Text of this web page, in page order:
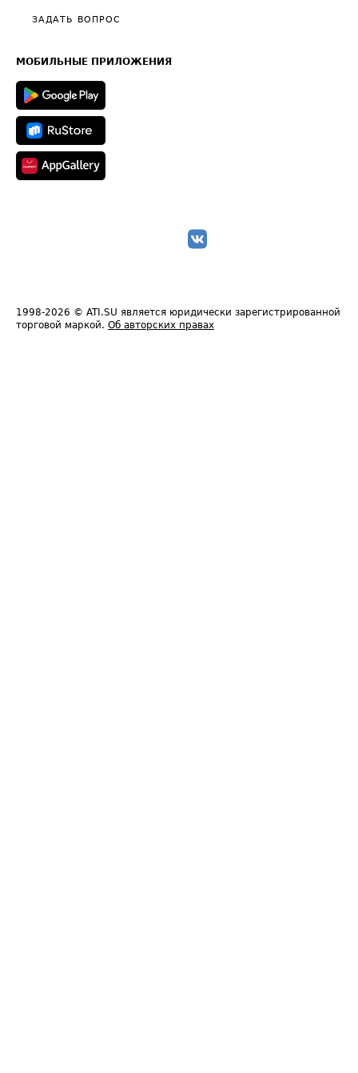
Общие положения
Полезное по перевозкам
Техническая информация
ЗАДАТЬ ВОПРОС
МОБИЛЬНЫЕ ПРИЛОЖЕНИЯ
1998-2026 © ATI.SU является юридически зарегистрированной
торговой маркой. Об авторских правах